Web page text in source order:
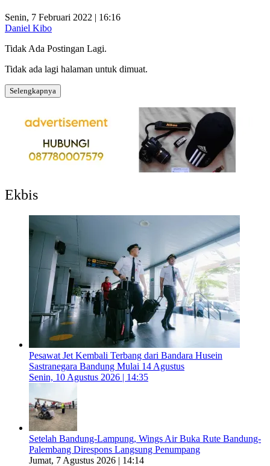
Senin, 7 Februari 2022 | 16:16
Daniel Kibo
Tidak Ada Postingan Lagi.
Tidak ada lagi halaman untuk dimuat.
Selengkapnya
Ekbis
Pesawat Jet Kembali Terbang dari Bandara Husein
Sastranegara Bandung Mulai 14 Agustus
Senin, 10 Agustus 2026 | 14:35
Setelah Bandung-Lampung, Wings Air Buka Rute Bandung-
Palembang Direspons Langsung Penumpang
Jumat, 7 Agustus 2026 | 14:14